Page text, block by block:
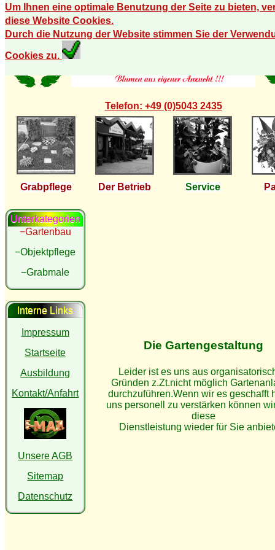
Um Ihnen eine optimale Benutzung der Seite zu bieten,
diese Website Cookies.
Durch die Nutzung der Website stimmen Sie der
Cookies zu.
Telefon: +49 (0)5043 2435
Grabpflege Der Betrieb Service
Unterkategorien
−Gartenbau
−Objektpflege
−Grabmale
Interne Links
Impressum
Startseite
Ausbildung
Kontakt/Anfahrt
Unsere AGB
Sitemap
Datenschutz
Die Gartengestaltung
Leider ist es uns aus
Gründen z.Zt.nicht möglich
durchzuführen.Wenn wir es geschafft
uns personell zu verstärken können
diese
Dienstleistung wieder für Sie